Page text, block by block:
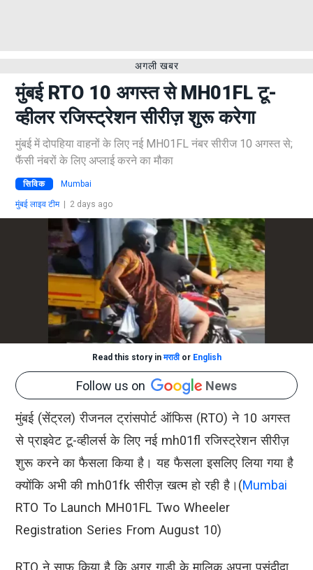
अगली खबर
मुंबई RTO 10 अगस्त से MH01FL टू-
व्हीलर रजिस्ट्रेशन सीरीज़ शुरू करेगा
मुंबई में दोपहिया वाहनों के लिए नई MH01FL नंबर सीरीज 10 अगस्त से;
फैंसी नंबरों के लिए अप्लाई करने का मौका
सिविक Mumbai
मुंबई लाइव टीम| 2 days ago
Read this story inमराठीor English
Follow us on News
मुंबई (सेंट्रल) रीजनल ट्रांसपोर्ट ऑफिस (RTO) ने 10 अगस्त
से प्राइवेट टू-व्हीलर्स के लिए नई mh01fl रजिस्ट्रेशन सीरीज़
शुरू करने का फैसला किया है। यह फैसला इसलिए लिया गया है
क्योंकि अभी की mh01fk सीरीज़ खत्म हो रही है।(Mumbai
RTO To Launch MH01FL Two Wheeler
Registration Series From August 10)